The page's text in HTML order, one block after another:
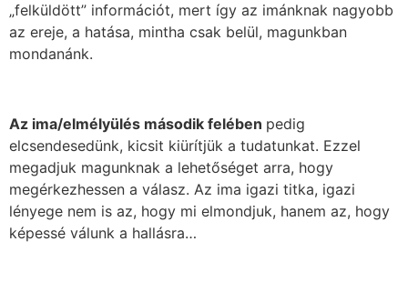
„felküldött” információt, mert így az imánknak nagyobb
az ereje, a hatása, mintha csak belül, magunkban
mondanánk.
Az ima/elmélyülés második felében pedig
elcsendesedünk, kicsit kiürítjük a tudatunkat. Ezzel
megadjuk magunknak a lehetőséget arra, hogy
megérkezhessen a válasz. Az ima igazi titka, igazi
lényege nem is az, hogy mi elmondjuk, hanem az, hogy
képessé válunk a hallásra…